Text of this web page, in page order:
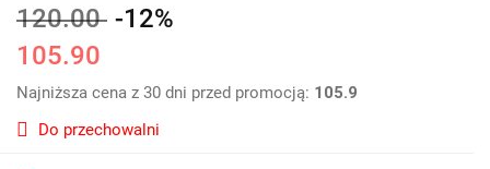
120.00 -12%
105.90
Najniższa cena z 30 dni przed promocją: 105.9
Do przechowalni